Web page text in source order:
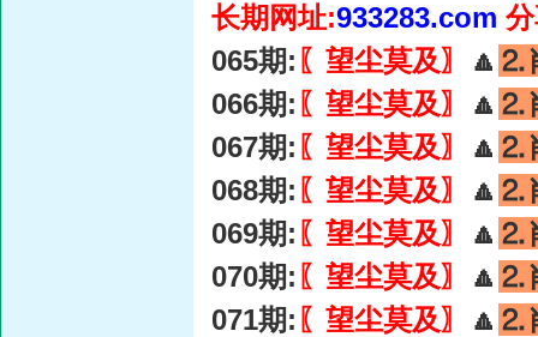
长期网址:933283.com
065期: 〖望尘莫及〗 🔼 ⒉
066期: 〖望尘莫及〗 🔼 ⒉
067期: 〖望尘莫及〗 🔼 ⒉
068期: 〖望尘莫及〗 🔼 ⒉
069期: 〖望尘莫及〗 🔼 ⒉
070期: 〖望尘莫及〗 🔼 ⒉
071期: 〖望尘莫及〗 🔼 ⒉